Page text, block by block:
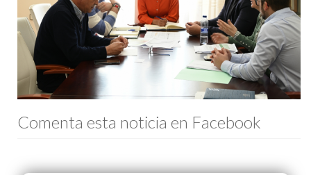
Comenta esta noticia en Facebook